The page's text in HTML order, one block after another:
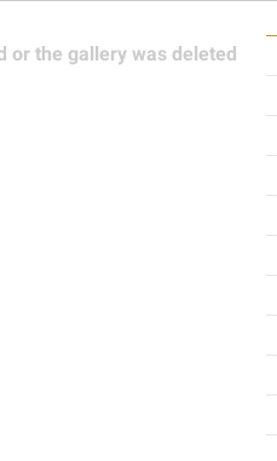
the gallery was deleted.